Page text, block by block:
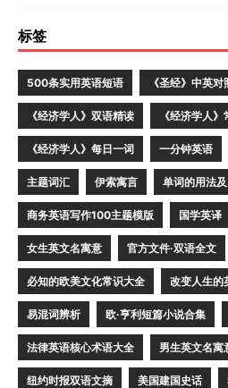
标签
500条实用英语短语 《圣经》中英
《经济学人》双语精读 《经济学人
《经济学人》每日一词 一分钟英语
主题词汇 伊索寓言 单词的用法
商务英语写作100主题模版 国学英译
女生英文名寓意 官方文件·双语全文
必知的欧美文化常识大全 改变人生的
易混词辨析 欧·亨利短篇小说合集
法律英语核心术语大全 男生英文名寓
纽约时报双语文摘 美国建国史话